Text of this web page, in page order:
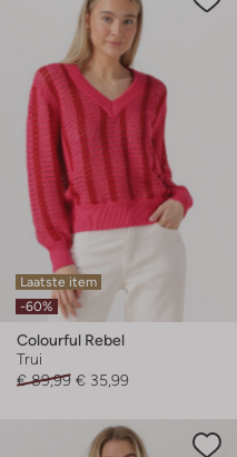
Laatste item
-60%
Colourful Rebel
Trui
€ 89,99 € 35,99